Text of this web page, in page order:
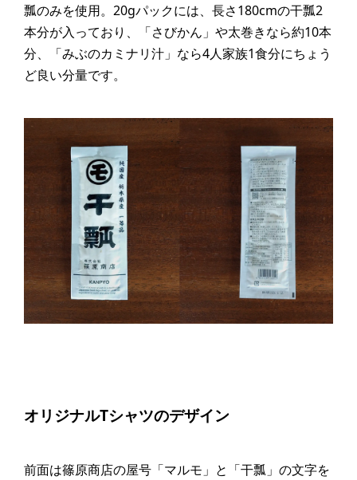
瓢のみを使用。20gパックには、長さ180cmの干瓢2
本分が入っており、「さびかん」や太巻きなら約10本
分、「みぶのカミナリ汁」なら4人家族1食分にちょう
ど良い分量です。
オリジナルTシャツのデザイン
前面は篠原商店の屋号「マルモ」と「干瓢」の文字を